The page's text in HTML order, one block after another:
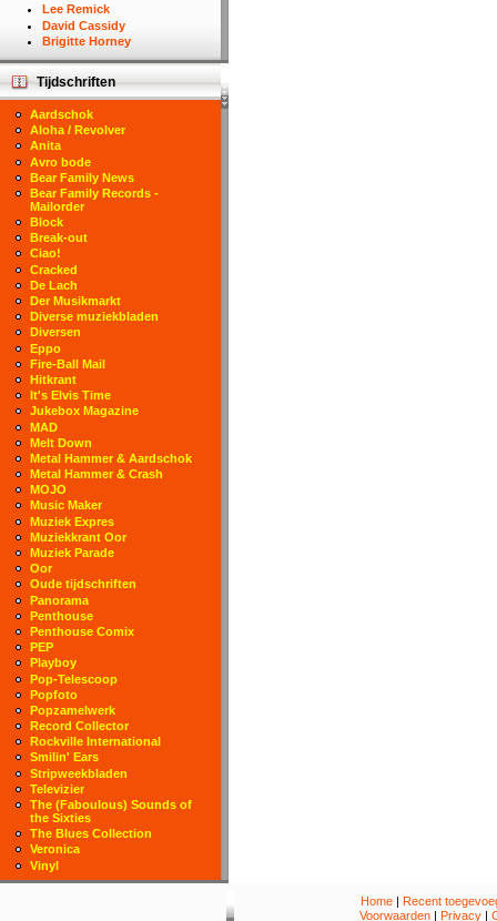
Lee Remick
David Cassidy
Brigitte Horney
Tijdschriften
Aardschok
Aloha / Revolver
Anita
Avro bode
Bear Family News
Bear Family Records -
Mailorder
Block
Break-out
Ciao!
Cracked
De Lach
Der Musikmarkt
Diverse muziekbladen
Diversen
Eppo
Fire-Ball Mail
Hitkrant
It's Elvis Time
Jukebox Magazine
MAD
Melt Down
Metal Hammer & Aardschok
Metal Hammer & Crash
MOJO
Music Maker
Muziek Expres
Muziekkrant Oor
Muziek Parade
Oor
Oude tijdschriften
Panorama
Penthouse
Penthouse Comix
PEP
Playboy
Pop-Telescoop
Popfoto
Popzamelwerk
Record Collector
Rockville International
Smilin' Ears
Stripweekbladen
Televizier
The (Faboulous) Sounds of
the Sixties
The Blues Collection
Veronica
Vinyl
Home|
Recent
Voorwaarden
Privacy